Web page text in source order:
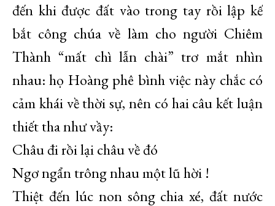
đến khi được đất vào trong tay rồi lập kế
bắt công chúa về làm cho người Chiêm
Thành “mất chì lẫn chài” trơ mắt nhìn
nhau: họ Hoàng phê bình việc này chắc có
cảm khái về thời sự, nên có hai câu kết luận
thiết tha như vầy:
Châu đi rồi lại châu về đó
Ngơ ngẩn trông nhau một lũ hời !
Thiệt đến lúc non sông chia xé, đất nước